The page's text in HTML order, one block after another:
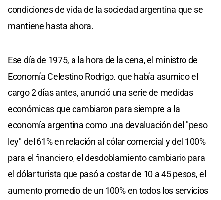
condiciones de vida de la sociedad argentina que se
mantiene hasta ahora.
Ese día de 1975, a la hora de la cena, el ministro de
Economía Celestino Rodrigo, que había asumido el
cargo 2 días antes, anunció una serie de medidas
económicas que cambiaron para siempre a la
economía argentina como una devaluación del "peso
ley" del 61% en relación al dólar comercial y del 100%
para el financiero; el desdoblamiento cambiario para
el dólar turista que pasó a costar de 10 a 45 pesos, el
aumento promedio de un 100% en todos los servicios